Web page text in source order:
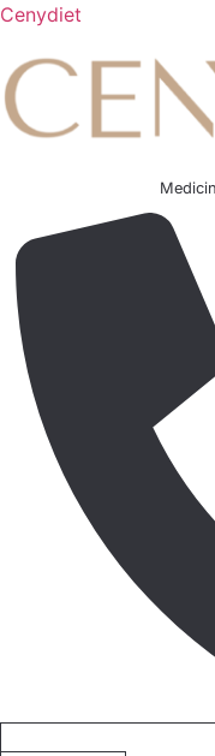
Cenydiet